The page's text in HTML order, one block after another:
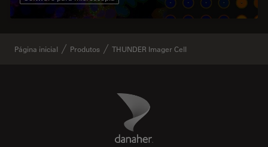
Página inicial Produtos THUNDER Imager Cell
Danaher Logo